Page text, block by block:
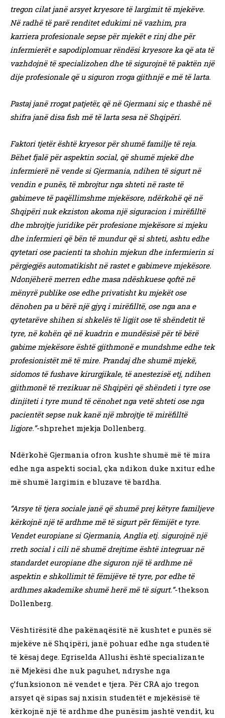
tregon cilat janë arsyet kryesore të largimit të mjekëve.
Në radhë të parë renditet edukimi në vazhim, pra
karriera profesionale sepse për mjekët e rinj dhe për
infermierët e sapodiplomuar rëndësi kryesore ka që ata të
vazhdojnë të specializohen dhe të sigurojnë të paktën një
dije profesionale që u siguron rroga gjithnjë e më të larta.
Pastaj janë rrogat patjetër, që në Gjermani siç e thashë në
shifra janë disa fish më të larta sesa në Shqipëri.
Faktori tjetër është kryesor për shumë familje të reja.
Bëhet fjalë për aspektin social, që shumë mjekë dhe
infermierë në vende si Gjermania, ndihen të sigurt në
vendin e punës, të mbrojtur nga shteti në raste të
gabimeve të paqëllimshme mjekësore, ndërkohë që në
Shqipëri nuk ekziston akoma një siguracion i mirëfilltë
dhe mbrojtje juridike për profesione mjekësore si mjeku
dhe infermieri që bën të mundur që si shteti, ashtu edhe
qytetari ose pacienti ta shohin mjekun dhe infermierin si
përgjegjës automatikisht në rastet e gabimeve mjekësore.
Ndonjëherë merren edhe masa ndëshkuese qoftë në
mënyrë publike ose edhe privatisht ku mjekët ose
dënohen pa u bërë një gjyq i mirëfilltë, ose nga ana e
qytetarëve shihen si shkelës të ligjit ose të shëndetit të
tyre, në kohën që në kuadrin e mundësisë për të bërë
gabime mjekësore është gjithmonë e mundshme edhe tek
profesionistët më të mire. Prandaj dhe shumë mjekë,
sidomos të fushave kirurgjikale, të anestezisë etj, ndihen
gjithmonë të rrezikuar në Shqipëri që shëndeti i tyre ose
dinjiteti i tyre mund të cënohet nga vetë shteti ose nga
pacientët sepse nuk kanë një mbrojtje të mirëfilltë
ligjore.”-shprehet mjekja Dollenberg.
Ndërkohë Gjermania ofron kushte shumë më të mira
edhe nga aspekti social, çka ndikon duke nxitur edhe
më shumë largimin e bluzave të bardha.
“Arsye të tjera sociale janë që shumë prej këtyre familjeve
kërkojnë një të ardhme më të sigurt për fëmijët e tyre.
Vendet europiane si Gjermania, Anglia etj. sigurojnë një
rreth social i cili në shumë drejtime është integruar në
standardet europiane dhe siguron një të ardhme në
aspektin e shkollimit të fëmijëve të tyre, por edhe të
ardhmes akademike shumë herë më të sigurt.”-thekson
Dollenberg.
Vështirësitë dhe pakënaqësitë në kushtet e punës së
mjekëve në Shqipëri, janë pohuar edhe nga studentë
të kësaj dege. Egriselda Allushi është specializante
në Mjekësi dhe nuk paguhet, ndryshe nga
ç’funksionon në vendet e tjera. Për CRA ajo tregon
arsyet që sipas saj nxisin studentët e mjekësisë të
kërkojnë një të ardhme dhe punësim jashtë vendit, ku